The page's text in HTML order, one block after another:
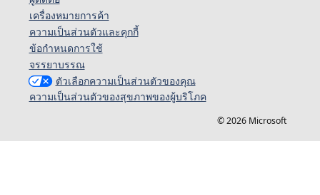
เครื่องหมายการค้า
ความเป็นส่วนตัวและคุกกี้
ข้อกำหนดการใช้
จรรยาบรรณ
ตัวเลือกความเป็นส่วนตัวของคุณ
ความเป็นส่วนตัวของสุขภาพของผู้บริโภค
© 2026 Microsoft